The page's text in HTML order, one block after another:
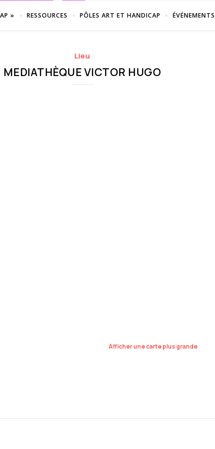
» RESSOURCES PÔLES ART ET HANDICAP ÉVÉNEMENTS
Lieu
MEDIATHÈQUE VICTOR HUGO
Afficher une carte plus grande